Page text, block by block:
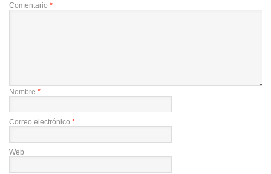
Comentario *
Nombre *
Correo electrónico *
Web